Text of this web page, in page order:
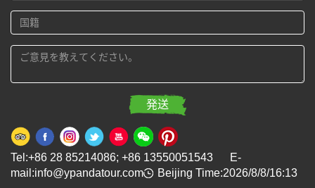
Tel:+86 28 85214086; +86 13550051543 E-
mail:info@ypandatour.com
Beijing Time:2026/8/8/16:13